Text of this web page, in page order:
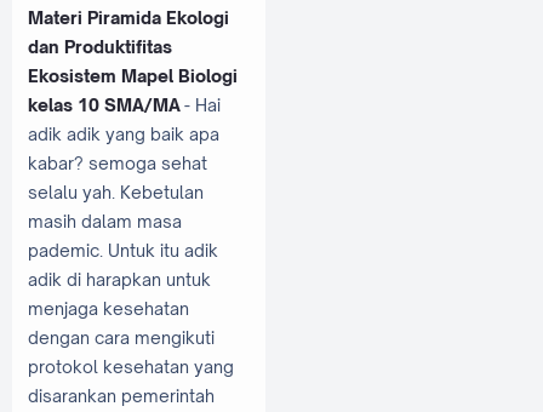
Materi Piramida Ekologi
dan Produktifitas
Ekosistem Mapel Biologi
kelas 10 SMA/MA- Hai
adik adik yang baik apa
kabar? semoga sehat
selalu yah. Kebetulan
masih dalam masa
pademic. Untuk itu adik
adik di harapkan untuk
menjaga kesehatan
dengan cara mengikuti
protokol kesehatan yang
disarankan pemerintah